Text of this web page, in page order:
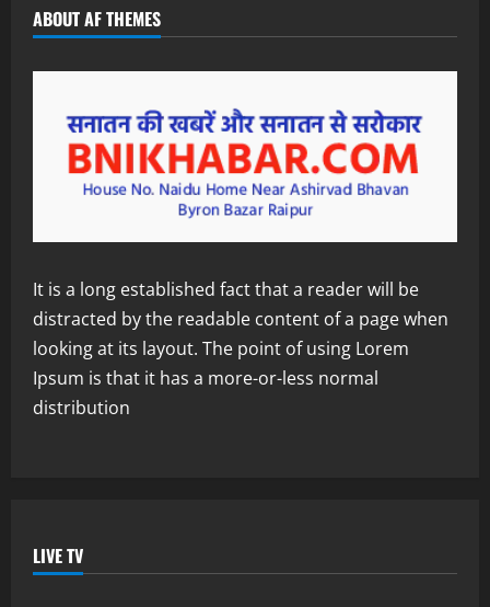
ABOUT AF THEMES
It is a long established fact that a reader will be
distracted by the readable content of a page when
looking at its layout. The point of using Lorem
Ipsum is that it has a more-or-less normal
distribution
LIVE TV